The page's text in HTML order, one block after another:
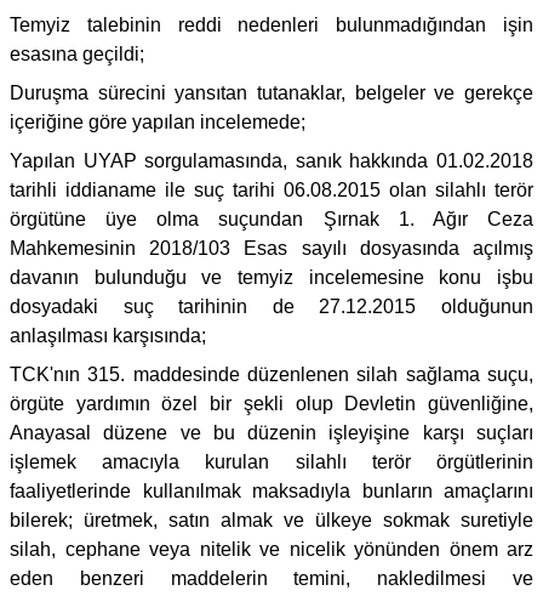
Temyiz talebinin reddi nedenleri bulunmadığından işin
esasına geçildi;
Duruşma sürecini yansıtan tutanaklar, belgeler ve gerekçe
içeriğine göre yapılan incelemede;
Yapılan UYAP sorgulamasında, sanık hakkında 01.02.2018
tarihli iddianame ile suç tarihi 06.08.2015 olan silahlı terör
örgütüne üye olma suçundan Şırnak 1. Ağır Ceza
Mahkemesinin 2018/103 Esas sayılı dosyasında açılmış
davanın bulunduğu ve temyiz incelemesine konu işbu
dosyadaki suç tarihinin de 27.12.2015 olduğunun
anlaşılması karşısında;
TCK'nın 315. maddesinde düzenlenen silah sağlama suçu,
örgüte yardımın özel bir şekli olup Devletin güvenliğine,
Anayasal düzene ve bu düzenin işleyişine karşı suçları
işlemek amacıyla kurulan silahlı terör örgütlerinin
faaliyetlerinde kullanılmak maksadıyla bunların amaçlarını
bilerek; üretmek, satın almak ve ülkeye sokmak suretiyle
silah, cephane veya nitelik ve nicelik yönünden önem arz
eden benzeri maddelerin temini, nakledilmesi ve